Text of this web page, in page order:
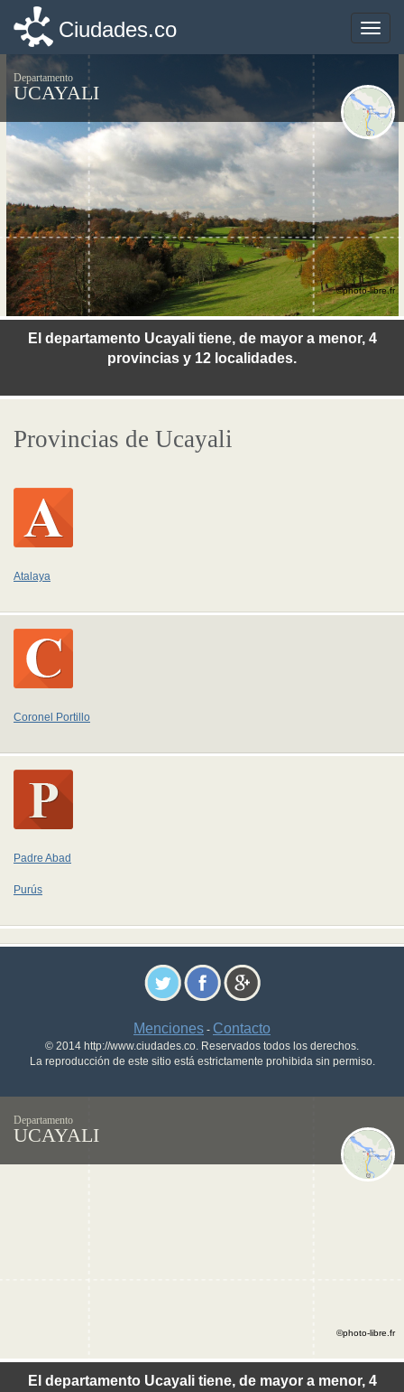
Toggle
Ciudades.co
Departamento
UCAYALI
El departamento Ucayali tiene, de mayor a menor, 4
provincias y 12 localidades.
©photo-libre.fr
Provincias de Ucayali
Atalaya
Coronel Portillo
Padre Abad
Purús
Menciones - Contacto
© 2014 http://www.ciudades.co. Reservados todos los derechos.
La reproducción de este sitio está estrictamente prohibida sin permiso.
Toggle
Ciudades.co
Departamento
UCAYALI
El departamento Ucayali tiene, de mayor a menor, 4
©photo-libre.fr